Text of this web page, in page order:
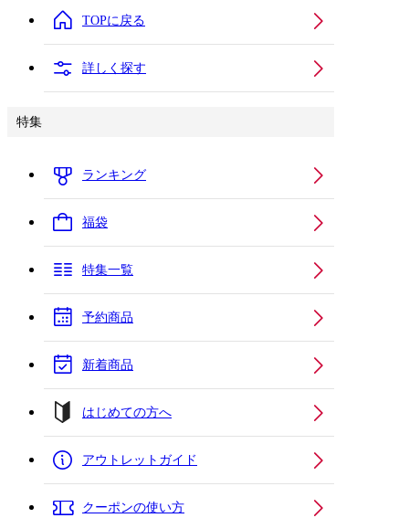
TOPに戻る
詳しく探す
特集
ランキング
福袋
特集一覧
予約商品
新着商品
はじめての方へ
アウトレットガイド
クーポンの使い方